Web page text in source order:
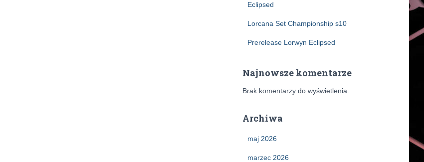
Eclipsed
Lorcana Set Championship s10
Prerelease Lorwyn Eclipsed
Najnowsze komentarze
Brak komentarzy do wyświetlenia.
Archiwa
maj 2026
marzec 2026